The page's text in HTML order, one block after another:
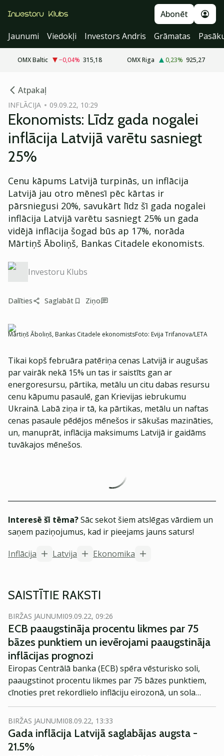
Abonēt
Jaunumi
Viedokļi Investors Andris Grāmatas
OMX Baltic −0,04% 315,18 OMX Riga 0,23% 925,27
Atpakaļ
INFLĀCIJA 09.09.22, 10:29
Ekonomists: Līdz gada nogalei
inflācija Latvijā varētu sasniegt
25%
Cenu kāpums Latvijā turpinās, un inflācija
Latvijā jau otro mēnesī pēc kārtas ir
pārsniegusi 20%, savukārt līdz šī gada nogalei
inflācija Latvijā varētu sasniegt 25% un gada
vidējā inflācija šogad būs ap 17%, norāda
Mārtiņš Āboliņš, Bankas Citadele ekonomists.
Investoru Klubs
Dalīties Saglabāt Ziņo
Mārtiņš Āboliņš, Bankas Citadele ekonomistsFoto: Evija Trifanova/LETA
Tikai kopš februāra patēriņa cenas Latvijā ir augušas
par vairāk nekā 15% un tas ir saistīts gan ar
energoresursu, pārtika, metālu un citu dabas resursu
cenu kāpumu pasaulē, gan Krievijas iebrukumu
Ukrainā. Labā ziņa ir tā, ka pārtikas, metālu un naftas
cenas pasaule pēdējos mēnešos ir sākušas mazināties,
un, manuprāt, inflācija maksimums Latvijā ir gaidāms
tuvākajos mēnešos.
Interesē šī tēma?Sāc sekot šiem atslēgas vārdiem un
saņem paziņojumus, kad ir pieejams jauns saturs!
Inflācija
Latvija Ekonomika
SAISTĪTIE RAKSTI
BIRŽAS JAUNUMI09.09.22, 09:26
ECB paaugstināja procentu likmes par 75
bāzes punktiem un ievērojami paaugstināja
inflācijas prognozi
Eiropas Centrālā banka (ECB) spēra vēsturisko soli,
paaugstinot procentu likmes par 75 bāzes punktiem,
cīnoties pret rekordlielo inflāciju eirozonā, un sola
turpināt likmju paaugstināšanu.
BIRŽAS JAUNUMI08.09.22, 13:33
Gada inflācija Latvijā saglabājas augsta -
21.5%